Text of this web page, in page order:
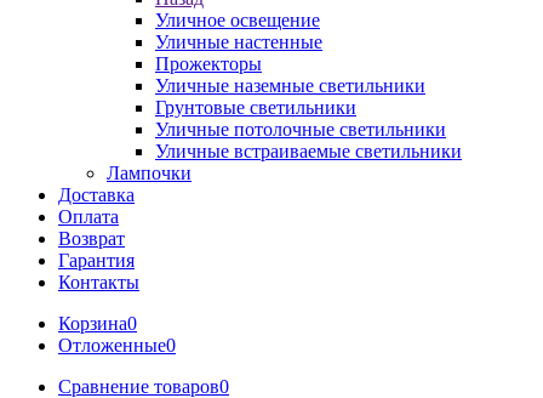
Уличное освещение
Уличные настенные
Прожекторы
Уличные наземные светильники
Грунтовые светильники
Уличные потолочные светильники
Уличные встраиваемые светильники
Лампочки
Доставка
Оплата
Возврат
Гарантия
Контакты
Корзина0
Отложенные0
Сравнение товаров0